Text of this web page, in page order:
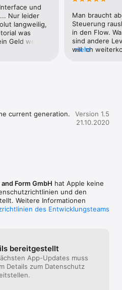
with built-in stats. We will
because we're not just
also human.
animation along the way. But
und
Nur leider
langweilig,
was
Geld wert.
Man braucht
Steuerung
in den Flow.
sind andere
will ich
mehr
current generation.
Version 1.5
21.10.2020
and Form GmbH hat Apple keine
und den
Weitere Informationen
des Entwicklungsteams
bereitgestellt
App-Updates muss
Details zum Datenschutz